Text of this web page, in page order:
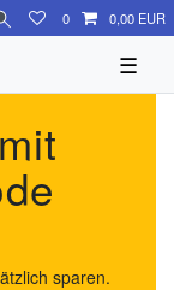
0 0,00 EUR
☰
sparen.